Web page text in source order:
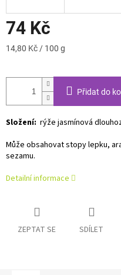
74 Kč
Měrná
14,80 Kč / 100 g
Přidat do
Složení: rýže jasmínová
Může obsahovat stopy lepku,
sezamu.
Detailní informace
ZEPTAT SE SDÍLET